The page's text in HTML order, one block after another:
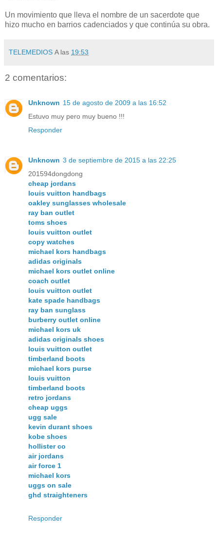
Un movimiento que lleva el nombre de un sacerdote que
hizo mucho en barrios cadenciados y que continúa su obra.
TELEMEDIOS A las 19:53
2 comentarios:
Unknown 15 de agosto de 2009 a las 16:52
Estuvo muy pero muy bueno !!!
Responder
Unknown 3 de septiembre de 2015 a las 22:25
201594dongdong
cheap jordans
louis vuitton handbags
oakley sunglasses wholesale
ray ban outlet
toms shoes
louis vuitton outlet
copy watches
michael kors handbags
adidas originals
michael kors outlet online
coach outlet
louis vuitton outlet
kate spade handbags
ray ban sunglass
burberry outlet online
michael kors uk
adidas originals shoes
louis vuitton outlet
timberland boots
michael kors purse
louis vuitton
timberland boots
retro jordans
cheap uggs
ugg sale
kevin durant shoes
kobe shoes
hollister co
air jordans
air force 1
michael kors
uggs on sale
ghd straighteners
Responder